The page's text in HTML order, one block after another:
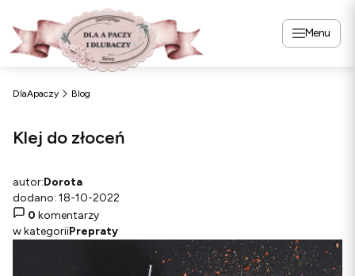
Menu
DlaApaczy Blog
Klej do złoceń
autor:Dorota
dodano: 18-10-2022
0 komentarzy
w kategoriiPrepraty